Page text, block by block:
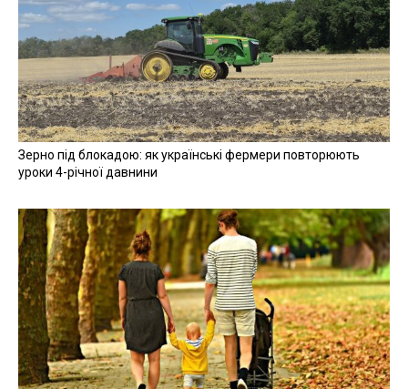
Зерно під блокадою: як українські фермери повторюють
уроки 4-річної давнини